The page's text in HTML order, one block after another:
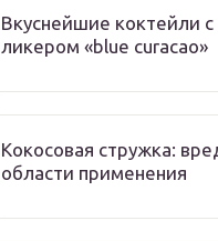
Вкуснейшие коктейли
ликером «blue curacao»
Кокосовая стружка:
области применения